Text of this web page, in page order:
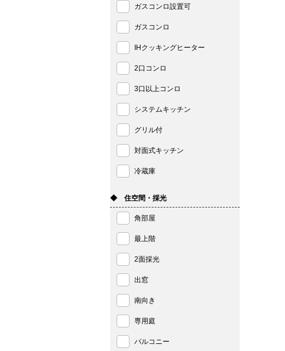
ガスコンロ設置可
ガスコンロ
IHクッキングヒーター
2口コンロ
3口以上コンロ
システムキッチン
グリル付
対面式キッチン
冷蔵庫
◆ 住空間・採光
角部屋
最上階
2面採光
出窓
南向き
専用庭
バルコニー